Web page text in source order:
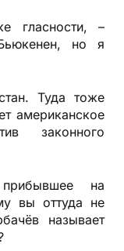
гласности, –
но я
Туда тоже
американское
законного
на
вы оттуда не
называет